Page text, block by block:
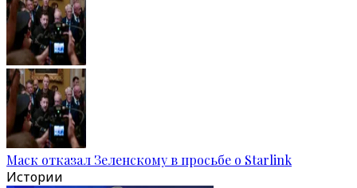
Маск отказал Зеленскому в просьбе о Starlink
Истории